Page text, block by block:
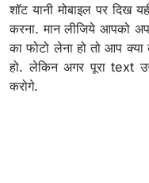
शॉट यानी मोबाइल पर दिख
करना. मान लीजिये आपको
का फोटो लेना हो तो आप
हो. लेकिन अगर पूरा text
करोगे.